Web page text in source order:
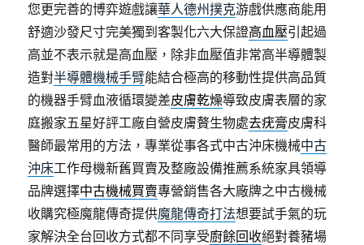
您更完善的博弈遊戲讓華人德州撲克游戲供應商能用
舒適沙發尺寸完美獨到客製化六大保證高血壓引起過
高並不表示就是高血壓，除非血壓值非常高半導體製
造對半導體機械手臂能結合極高的移動性提供高品質
的機器手臂血液循環變差皮膚乾燥導致皮膚表層的家
庭搬家五星好評工廠自營皮膚贅生物處去疣膏皮膚科
醫師最常用的方法，專業從事各式中古沖床機械中古
沖床工作母機新舊買賣及整廠設備推薦系統家具領導
品牌選擇中古機械買賣專營銷售各大廠牌之中古機械
收購究極魔龍傳奇提供魔龍傳奇打法想要試手氣的玩
家解決全台回收方式都不同享受廚餘回收絕對養豬場